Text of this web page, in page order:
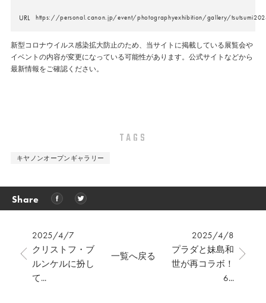
URL https://personal.canon.jp/event/photographyexhibition/gallery/
新型コロナウイルス感染拡大防止のため、当サイトに掲載している展覧会や
イベントの内容が変更になっている可能性があります。公式サイトなどから
最新情報をご確認ください。
TAGS
キヤノンオープンギャラリー
Share
2025/4/7
クリストフ・ブ
ルンケルに扮し
て...
2025/4/8
プラダと妹島和
世が再コラボ！
6...
一覧へ戻る